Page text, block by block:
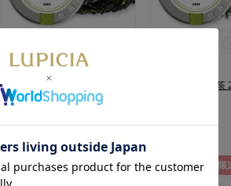
6463]
狭山新茶 さやまかおり 2026
1,830円
五ヶ瀬釜炒り新茶
数量限定 通販限定 数量限定 通販限